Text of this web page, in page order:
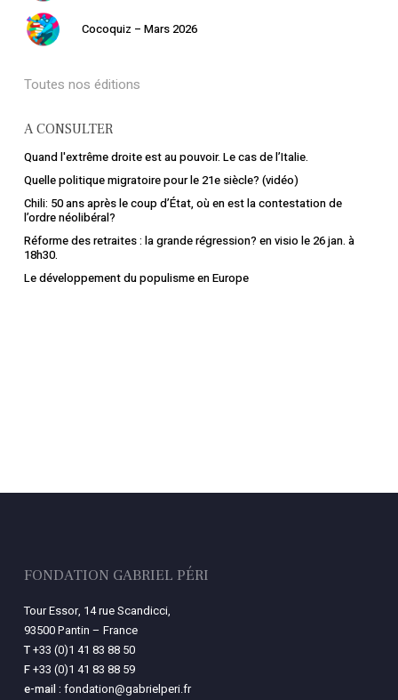
Cocoquiz – Mars 2026
Toutes nos éditions
A CONSULTER
Quand l'extrême droite est au pouvoir. Le cas de l’Italie.
Quelle politique migratoire pour le 21e siècle? (vidéo)
Chili: 50 ans après le coup d’État, où en est la contestation de
l’ordre néolibéral?
Réforme des retraites : la grande régression? en visio le 26 jan. à
18h30.
Le développement du populisme en Europe
FONDATION GABRIEL PÉRI
Tour Essor, 14 rue Scandicci,
93500 Pantin – France
T+33 (0)1 41 83 88 50
F+33 (0)1 41 83 88 59
e-mail : fondation@gabrielperi.fr